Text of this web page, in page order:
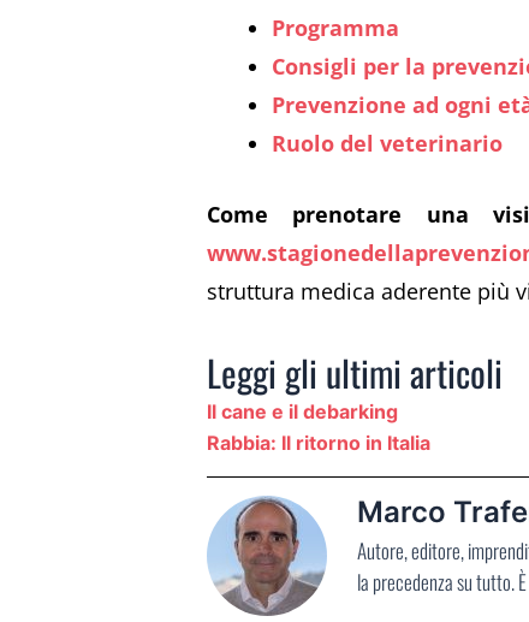
Programma
Consigli per la
Prevenzione ad ogni
Ruolo del veterinario
Come prenotare una
struttura medica aderente più
Leggi gli ultimi articoli
Il cane e il debarking
Rabbia: Il ritorno in Italia
Marco
Autore, editore,
la precedenza su tutto.